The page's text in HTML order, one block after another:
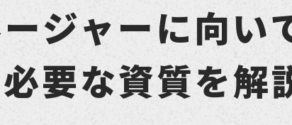
ジャーに向い
要な資質を解